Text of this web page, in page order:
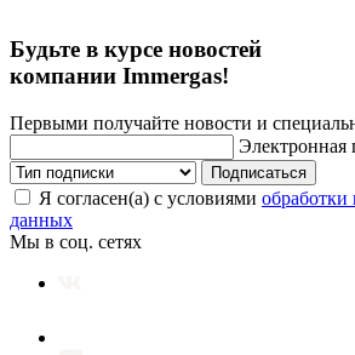
Будьте в курсе новостей
компании Immergas!
Первыми получайте новости и
Электронная
Подписаться
Я согласен(а) с условиями обработки
данных
Мы в соц. сетях